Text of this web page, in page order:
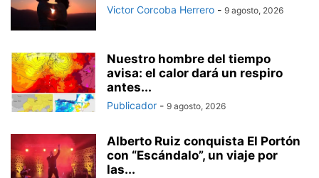
Victor Corcoba Herrero - 9 agosto, 2026
Nuestro hombre del tiempo
avisa: el calor dará un respiro
antes...
Publicador - 9 agosto, 2026
Alberto Ruiz conquista El Portón
con “Escándalo”, un viaje por
las...